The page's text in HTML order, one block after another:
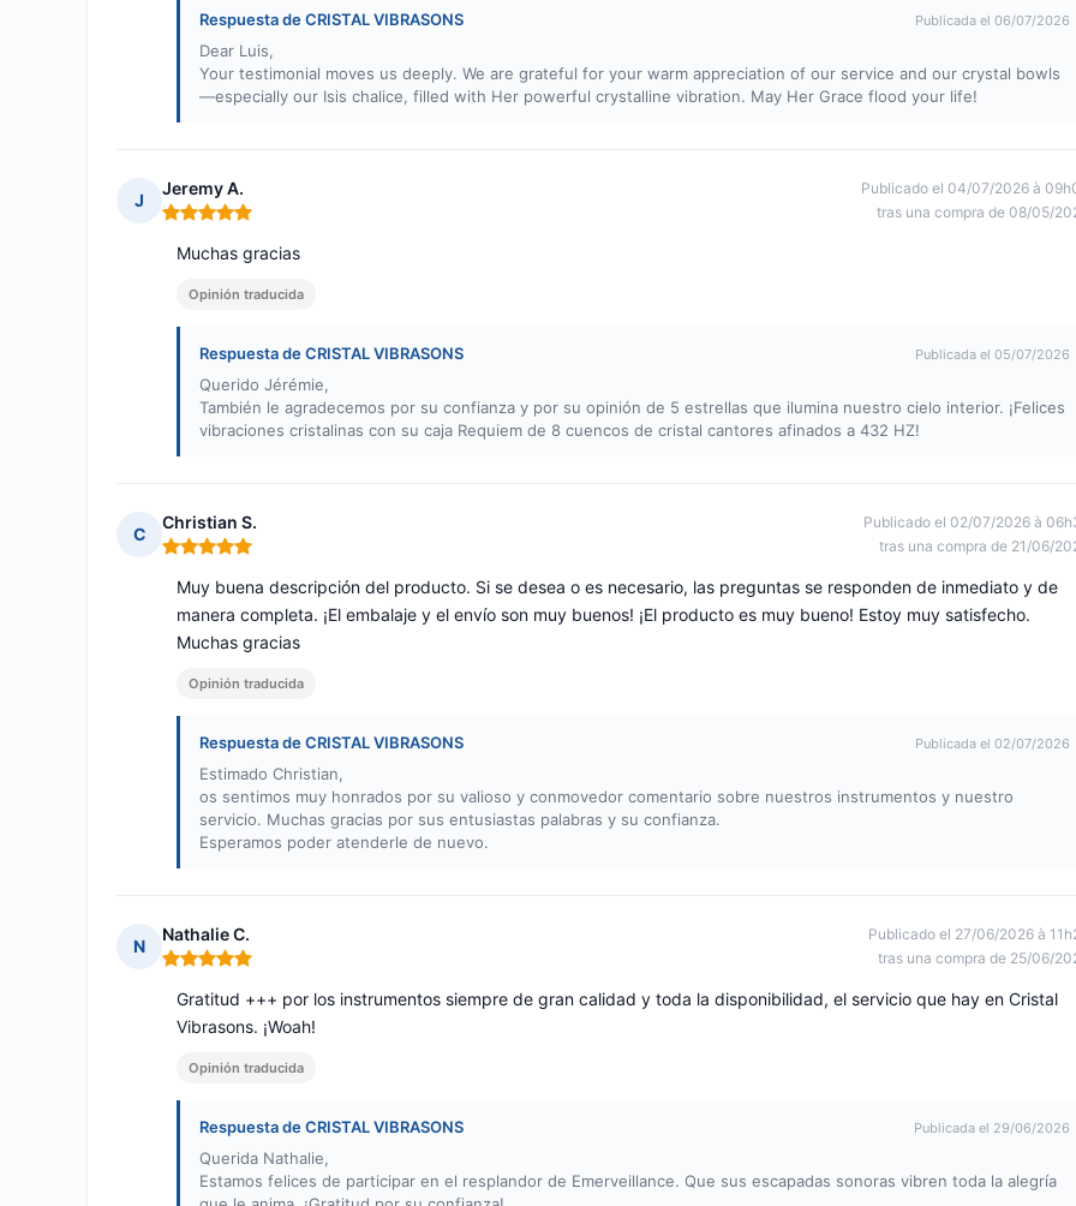
Respuesta de CRISTAL VIBRASONS Publicada el 06/07/2026
Dear Luis,
Your testimonial moves us deeply. We are grateful for your warm appreciation of our service and our crystal bowls
—especially our Isis chalice, filled with Her powerful crystalline vibration. May Her Grace flood your life!
J
Jeremy A.
Nota: 5 de 5
Publicado el 04/07/2026 à
tras una compra de 08/05/
Muchas gracias
Opinión traducida
Respuesta de CRISTAL VIBRASONS Publicada el 05/07/2026
Querido Jérémie,
También le agradecemos por su confianza y por su opinión de 5 estrellas que ilumina nuestro cielo interior. ¡Felices
vibraciones cristalinas con su caja Requiem de 8 cuencos de cristal cantores afinados a 432 HZ!
C
Christian S.
Nota: 5 de 5
Publicado el 02/07/2026 à
tras una compra de 21/06/
Muy buena descripción del producto. Si se desea o es necesario, las preguntas se responden de inmediato y de
manera completa. ¡El embalaje y el envío son muy buenos! ¡El producto es muy bueno! Estoy muy satisfecho.
Muchas gracias
Opinión traducida
Respuesta de CRISTAL VIBRASONS Publicada el 02/07/2026
Estimado Christian,
os sentimos muy honrados por su valioso y conmovedor comentario sobre nuestros instrumentos y nuestro
servicio. Muchas gracias por sus entusiastas palabras y su confianza.
Esperamos poder atenderle de nuevo.
N
Nathalie C.
Nota: 5 de 5
Publicado el 27/06/2026 à
tras una compra de 25/06/
Gratitud +++ por los instrumentos siempre de gran calidad y toda la disponibilidad, el servicio que hay en Cristal
Vibrasons. ¡Woah!
Opinión traducida
Respuesta de CRISTAL VIBRASONS Publicada el 29/06/2026
Querida Nathalie,
Estamos felices de participar en el resplandor de Emerveillance. Que sus escapadas sonoras vibren toda la alegría